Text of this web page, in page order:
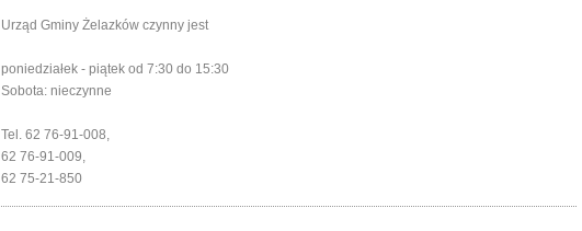
Urząd Gminy Żelazków czynny jest
poniedziałek - piątek od 7:30 do 15:30
Sobota: nieczynne
Tel. 62 76-91-008,
62 76-91-009,
62 75-21-850